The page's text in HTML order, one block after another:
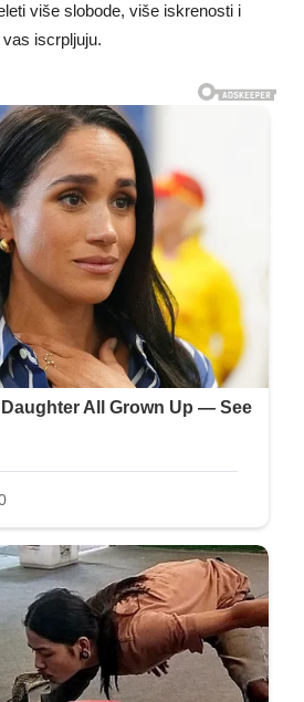
više slobode, više iskrenosti i
iscrpljuju.